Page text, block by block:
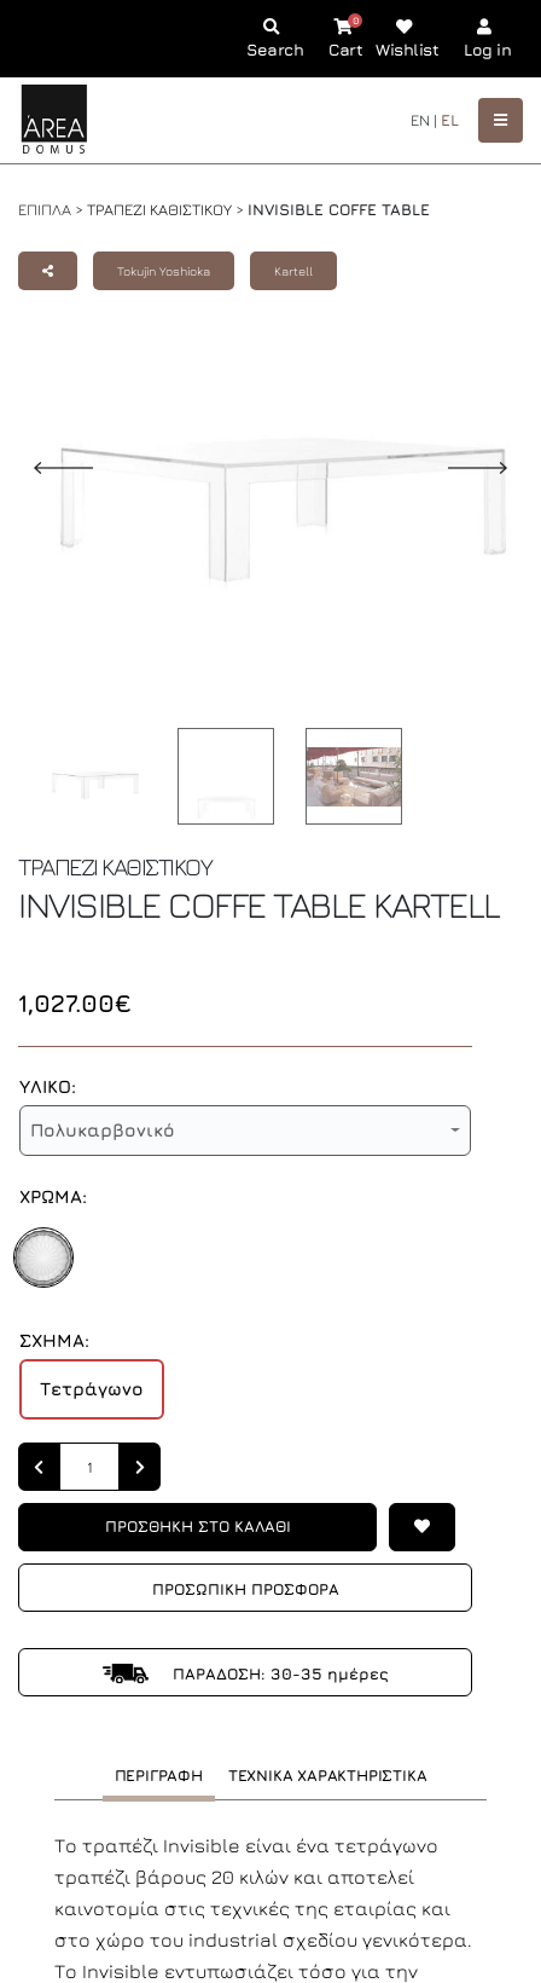
Search Cart
0
Wishlist Log in
EN | EL
ΕΠΙΠΛΑ > ΤΡΑΠΕΖΙ ΚΑΘΙΣΤΙΚΟΥ > INVISIBLE COFFE TABLE
Tokujin Yoshioka Kartell
ΤΡΑΠΕΖΙ ΚΑΘΙΣΤΙΚΟΥ
INVISIBLE COFFE TABLE KARTELL
1,027.00€
ΥΛΙΚΟ:
Πολυκαρβονικό
ΧΡΩΜΑ:
ΣΧΗΜΑ:
Τετράγωνο
Quantity
ΠΡΟΣΘΗΚΗ ΣΤΟ ΚΑΛΑΘΙ
ΠΡΟΣΩΠΙΚΗ ΠΡΟΣΦΟΡΑ
ΠΑΡΑΔΟΣΗ: 30-35 ημέρες
ΠΕΡΙΓΡΑΦΗ ΤΕΧΝΙΚΑ ΧΑΡΑΚΤΗΡΙΣΤΙΚΑ
Το τραπέζι Invisible είναι ένα τετράγωνο
τραπέζι βάρους 20 κιλών και αποτελεί
καινοτομία στις τεχνικές της εταιρίας και
στο χώρο του industrial σχεδίου γενικότερα.
Το Invisible εντυπωσιάζει τόσο για την